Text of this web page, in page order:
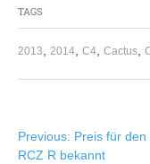
TAGS
2013, 2014, C4, Cactus,
Previous: Preis für den
RCZ R bekannt